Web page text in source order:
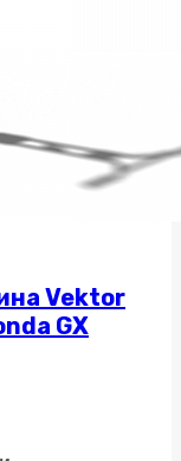
Vektor
GX